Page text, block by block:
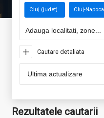
Cluj (judet) Cluj-Napoca
Cautare detaliata
Rezultatele cautarii